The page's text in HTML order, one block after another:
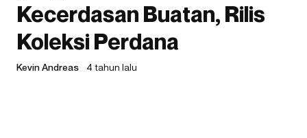
Kecerdasan Buatan, Rilis
Koleksi Perdana
Kevin Andreas 4 tahun lalu